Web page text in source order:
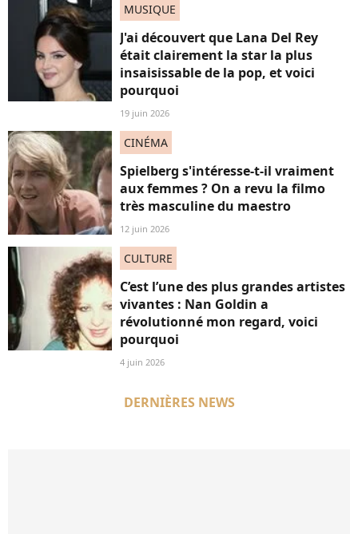
MUSIQUE
J'ai découvert que Lana Del Rey
était clairement la star la plus
insaisissable de la pop, et voici
pourquoi
19 juin 2026
CINÉMA
Spielberg s'intéresse-t-il vraiment
aux femmes ? On a revu la filmo
très masculine du maestro
12 juin 2026
CULTURE
C’est l’une des plus grandes artistes
vivantes : Nan Goldin a
révolutionné mon regard, voici
pourquoi
4 juin 2026
DERNIÈRES NEWS